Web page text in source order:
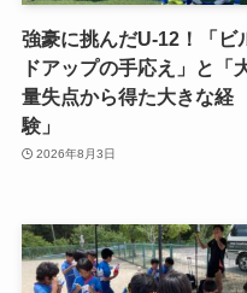
強豪に挑んだU-12！「ビ
ドアップの手応え」と「
量失点から得た大きな経
験」
2026年8月3日